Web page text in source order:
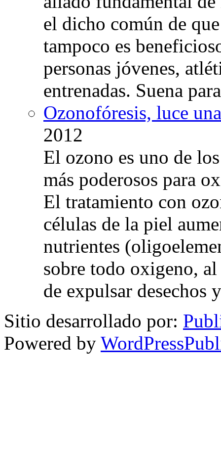
el dicho común de
tampoco es
personas jóvenes,
entrenadas. Suena
Ozonofóresis, luce
2012
El ozono es uno de
más poderosos para
El tratamiento con
células de la piel
nutrientes
sobre todo oxigeno,
de expulsar
Sitio desarrollado por:
Powered by